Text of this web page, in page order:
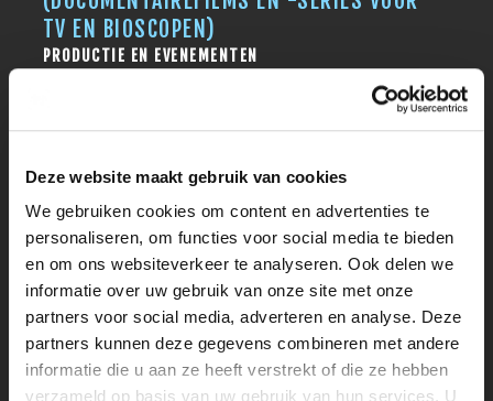
Deze website maakt gebruik van cookies
We gebruiken cookies om content en advertenties te
personaliseren, om functies voor social media te bieden
en om ons websiteverkeer te analyseren. Ook delen we
informatie over uw gebruik van onze site met onze
partners voor social media, adverteren en analyse. Deze
partners kunnen deze gegevens combineren met andere
informatie die u aan ze heeft verstrekt of die ze hebben
verzameld op basis van uw gebruik van hun services. U
TV EN BIOSCOPEN)
PRODUCTIE EN EVENEMENTEN
DIVERSITEIT INCLUSIE IN MEDIA
STREET - CREATIE- EN
PRODUCTIEBEDRIJF
PRODUCTIE EN EVENEMENTEN